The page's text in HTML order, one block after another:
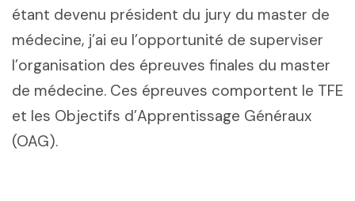
étant devenu président du jury du master de
médecine, j’ai eu l’opportunité de superviser
l’organisation des épreuves finales du master
de médecine. Ces épreuves comportent le TFE
et les Objectifs d’Apprentissage Généraux
(OAG).